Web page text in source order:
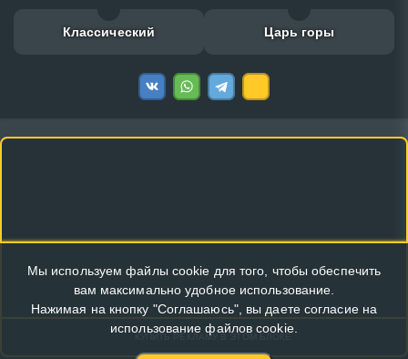
Классический Царь горы
КУПИТЬ РЕКЛАМУ В ЭТОМ БЛОКЕ
Мы используем файлы cookie для того, чтобы обеспечить
вам максимально удобное использование.
Нажимая на кнопку "Соглашаюсь", вы даете согласие на
использование файлов cookie.